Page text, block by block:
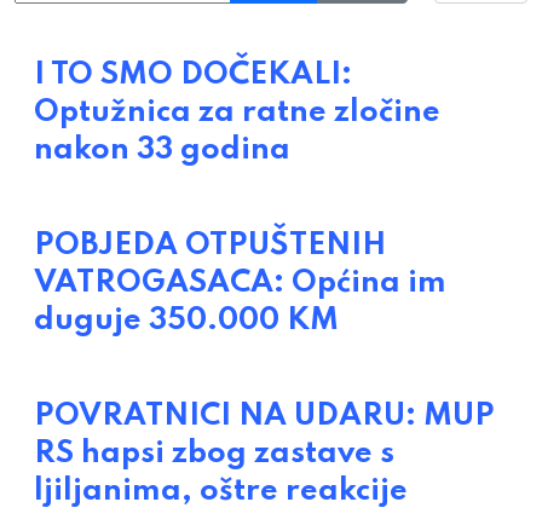
I TO SMO DOČEKALI:
Optužnica za ratne zločine
nakon 33 godina
POBJEDA OTPUŠTENIH
VATROGASACA: Općina im
duguje 350.000 KM
POVRATNICI NA UDARU: MUP
RS hapsi zbog zastave s
ljiljanima, oštre reakcije